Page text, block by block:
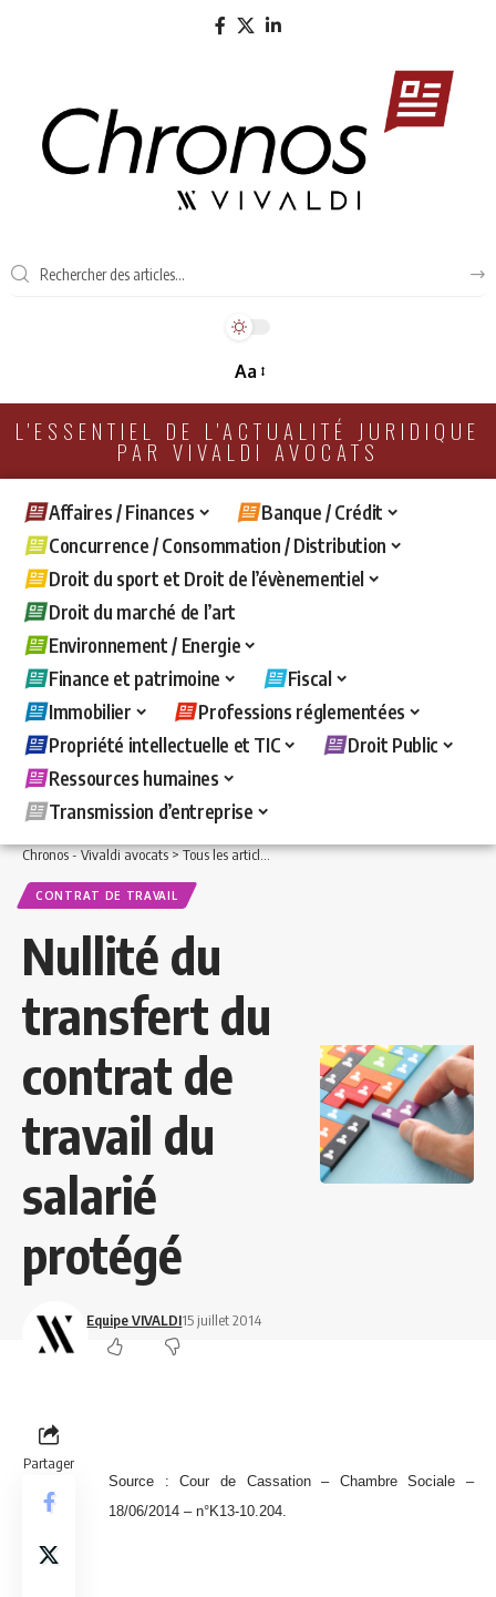
Aa
L'ESSENTIEL DE L'ACTUALITÉ JURIDIQUE
PAR VIVALDI AVOCATS
Affaires / Finances
Banque / Crédit
Concurrence / Consommation / Distribution
Droit du sport et Droit de l’évènementiel
Droit du marché de l’art
Environnement / Energie
Finance et patrimoine
Fiscal
Immobilier
Professions réglementées
Propriété intellectuelle et TIC
Droit Public
Ressources humaines
Transmission d’entreprise
Chronos - Vivaldi avocats>Tous les articles >Ressources humaines>Contrat de
CONTRAT DE TRAVAIL
Nullité du
transfert du
contrat de
travail du
salarié
protégé
Equipe VIVALDI15 juillet 2014
Partager
Source : Cour de Cassation – Chambre Sociale –
18/06/2014 – n°K13-10.204.